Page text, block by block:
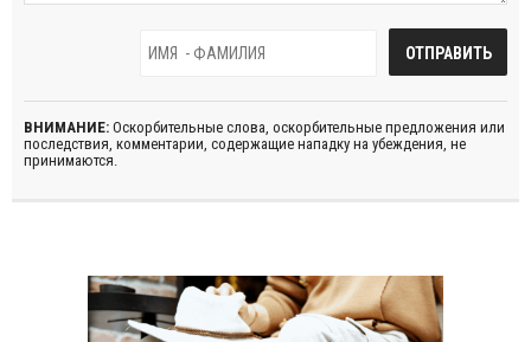
ВНИМАНИЕ: Оскорбительные слова, оскорбительные предложения или
последствия, комментарии, содержащие нападку на убеждения, не
принимаются.